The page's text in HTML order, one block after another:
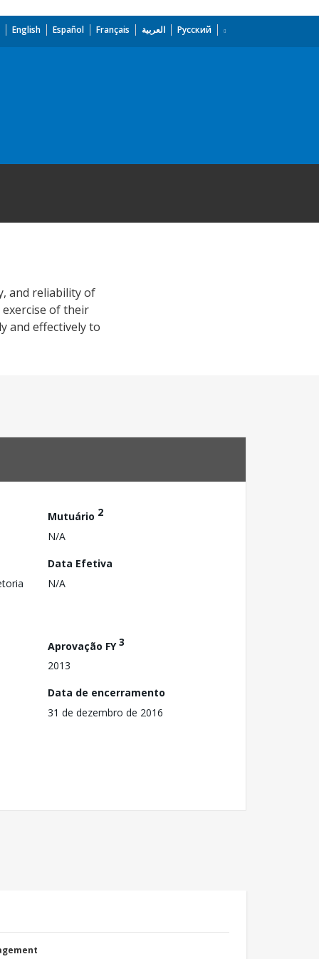
English Español Français العربية Русский
and reliability of
of their
and effectively to
Mutuário 2
N/A
Data Efetiva
N/A
Aprovação FY3
2013
Data de encerramento
31 de dezembro de 2016